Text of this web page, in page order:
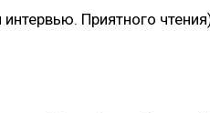
Приятного